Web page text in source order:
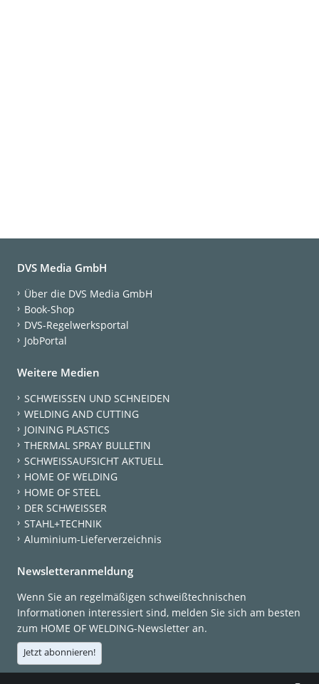
DVS Media GmbH
Über die DVS Media GmbH
Book-Shop
DVS-Regelwerksportal
JobPortal
Weitere Medien
SCHWEISSEN UND SCHNEIDEN
WELDING AND CUTTING
JOINING PLASTICS
THERMAL SPRAY BULLETIN
SCHWEISSAUFSICHT AKTUELL
HOME OF WELDING
HOME OF STEEL
DER SCHWEISSER
STAHL+TECHNIK
Aluminium-Lieferverzeichnis
Newsletteranmeldung
Wenn Sie an regelmäßigen schweißtechnischen
Informationen interessiert sind, melden Sie sich am besten
zum HOME OF WELDING-Newsletter an.
Jetzt abonnieren!